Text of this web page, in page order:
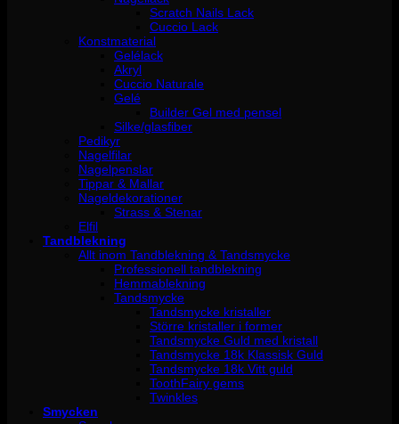
Scratch Nails Lack
Cuccio Lack
Konstmaterial
Gelélack
Akryl
Cuccio Naturale
Gelé
Builder Gel med pensel
Silke/glasfiber
Pedikyr
Nagelfilar
Nagelpenslar
Tippar & Mallar
Nageldekorationer
Strass & Stenar
Elfil
Tandblekning
Allt inom Tandblekning & Tandsmycke
Professionell tandblekning
Hemmablekning
Tandsmycke
Tandsmycke kristaller
Större kristaller i former
Tandsmycke Guld med kristall
Tandsmycke 18k Klassisk Guld
Tandsmycke 18k Vitt guld
ToothFairy gems
Twinkles
Smycken